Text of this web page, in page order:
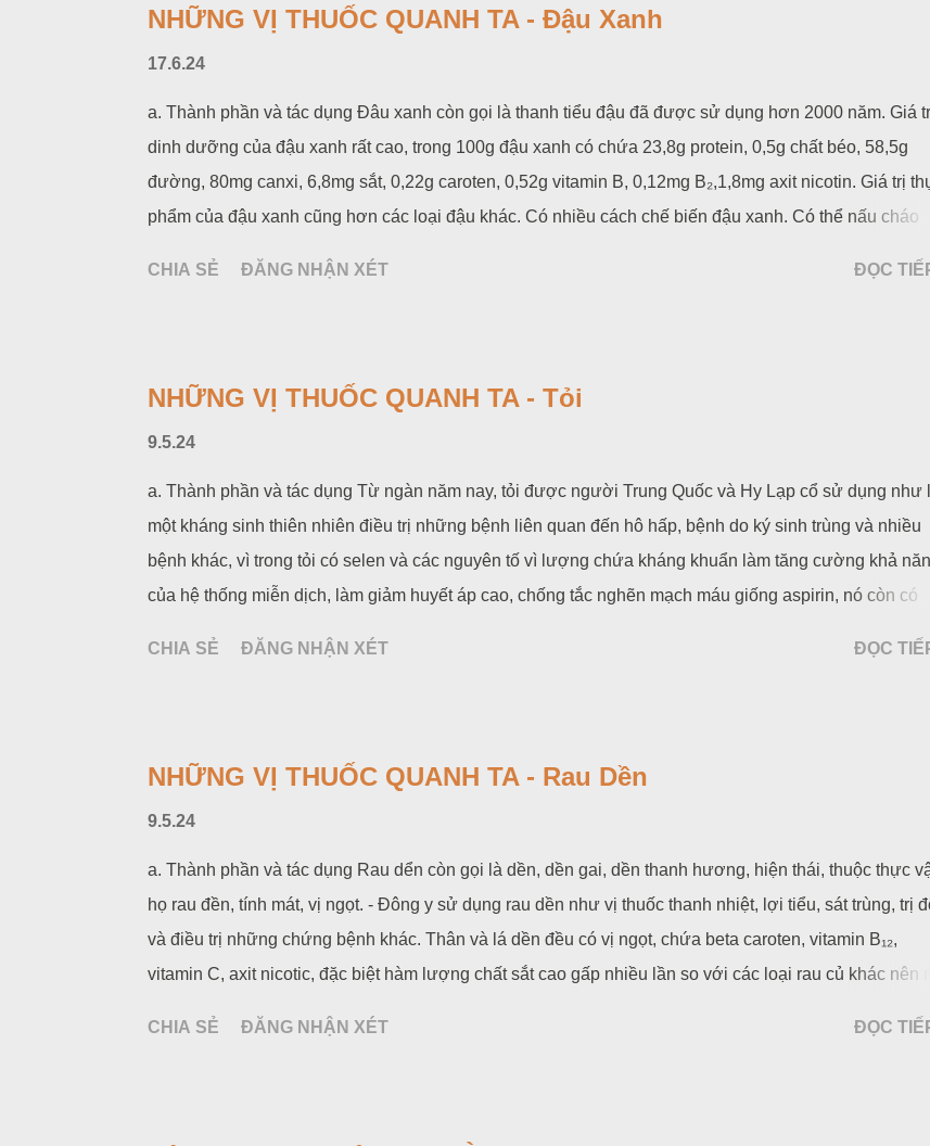
NHỮNG VỊ THUỐC QUANH TA - Đậu Xanh
17.6.24
a. Thành phần và tác dụng Đâu xanh còn gọi là thanh tiểu đậu đã được sử dụng hơn 2000 năm. Giá
dinh dưỡng của đậu xanh rất cao, trong 100g đậu xanh có chứa 23,8g protein, 0,5g chất béo, 58,5g
đường, 80mg canxi, 6,8mg sắt, 0,22g caroten, 0,52g vitamin B, 0,12mg B₂,1,8mg axit nicotin. Giá trị
phẩm của đậu xanh cũng hơn các loại đậu khác. Có nhiều cách chế biến đậu xanh. Có thể nấu cháo
CHIA SẺ ĐĂNG NHẬN XÉT ĐỌC
NHỮNG VỊ THUỐC QUANH TA - Tỏi
9.5.24
a. Thành phần và tác dụng Từ ngàn năm nay, tỏi được người Trung Quốc và Hy Lạp cổ sử dụng như
một kháng sinh thiên nhiên điều trị những bệnh liên quan đến hô hấp, bệnh do ký sinh trùng và nhiều
bệnh khác, vì trong tỏi có selen và các nguyên tố vì lượng chứa kháng khuẩn làm tăng cường khả
của hệ thống miễn dịch, làm giảm huyết áp cao, chống tắc nghẽn mạch máu giống aspirin, nó còn có
có vỏ đỏ (tỏi tía) có tác dụng diệt khuẩn mạnh hơn tỏi vỏ trắng. Trong củ tỏi có iốt, selen là chất vi lượng
CHIA SẺ ĐĂNG NHẬN XÉT ĐỌC
NHỮNG VỊ THUỐC QUANH TA - Rau Dền
9.5.24
a. Thành phần và tác dụng Rau dển còn gọi là dền, dền gai, dền thanh hương, hiện thái, thuộc thực
họ rau đền, tính mát, vị ngọt. - Đông y sử dụng rau dền như vị thuốc thanh nhiệt, lợi tiểu, sát trùng, trị
và điều trị những chứng bệnh khác. Thân và lá dền đều có vị ngọt, chứa beta caroten, vitamin B₁₂,
vitamin C, axit nicotic, đặc biệt hàm lượng chất sắt cao gấp nhiều lần so với các loại rau củ khác nên
CHIA SẺ ĐĂNG NHẬN XÉT ĐỌC